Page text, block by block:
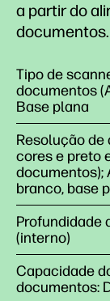
a partir do
documentos.
Tipo de
documentos
Base plana
Resolução de
cores e preto
documentos);
branco, base
Profundidade
(interno)
Capacidade
documentos: